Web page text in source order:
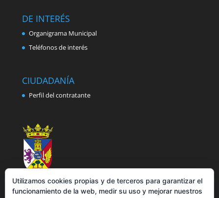
DE INTERÉS
Organigrama Municipal
Teléfonos de interés
CIUDADANÍA
Perfil del contratante
Utilizamos cookies propias y de terceros para garantizar el
funcionamiento de la web, medir su uso y mejorar nuestros